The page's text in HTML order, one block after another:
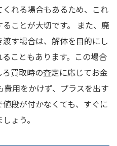
れる場合もあるため、これ
ことが大切です。 また、廃
す場合は、解体を目的にし
こともあります。この場合
買取時の査定に応じてお金
用をかけず、プラスを出す
段が付かなくても、すぐに
ょう。